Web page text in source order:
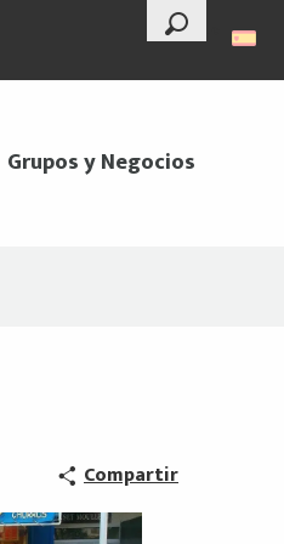
--°
Buscar
Grupos y Negocios
Compartir